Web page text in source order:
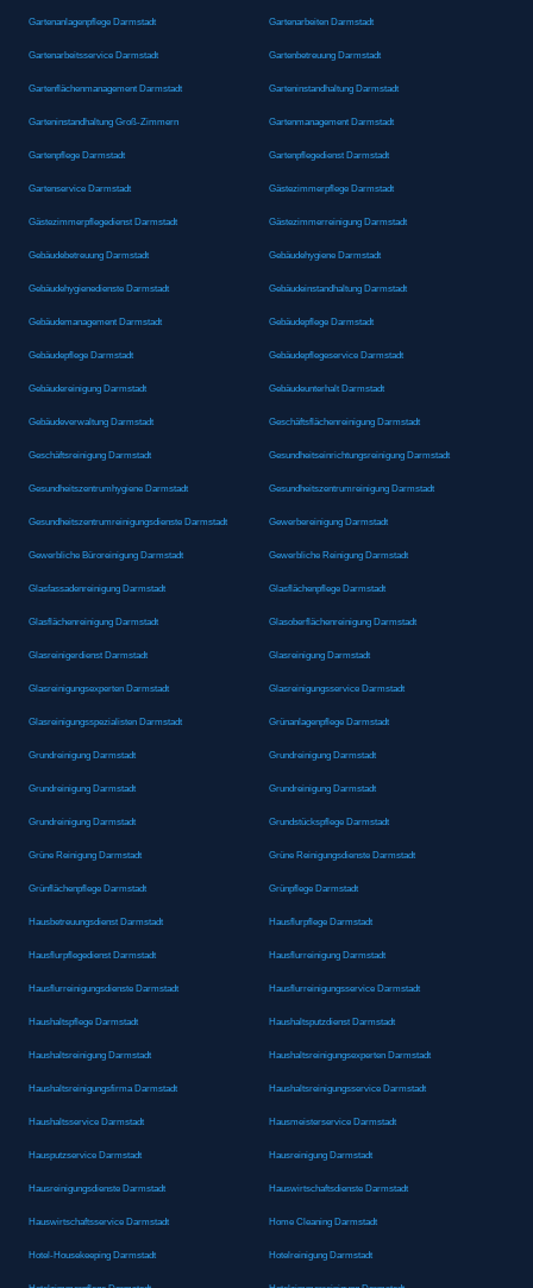
Gartenanlagenpflege Darmstadt Gartenarbeiten Darmstadt
Gartenarbeitsservice Darmstadt Gartenbetreuung Darmstadt
Gartenflächenmanagement Darmstadt Garteninstandhaltung Darmstadt
Garteninstandhaltung Groß-Zimmern Gartenmanagement Darmstadt
Gartenpflege Darmstadt Gartenpflegedienst Darmstadt
Gartenservice Darmstadt Gästezimmerpflege Darmstadt
Gästezimmerpflegedienst Darmstadt Gästezimmerreinigung Darmstadt
Gebäudebetreuung Darmstadt Gebäudehygiene Darmstadt
Gebäudehygienedienste Darmstadt Gebäudeinstandhaltung Darmstadt
Gebäudemanagement Darmstadt Gebäudepflege Darmstadt
Gebäudepflege Darmstadt Gebäudepflegeservice Darmstadt
Gebäudereinigung Darmstadt Gebäudeunterhalt Darmstadt
Gebäudeverwaltung Darmstadt Geschäftsflächenreinigung Darmstadt
Geschäftsreinigung Darmstadt Gesundheitseinrichtungsreinigung Darmstadt
Gesundheitszentrumhygiene Darmstadt Gesundheitszentrumreinigung Darmstadt
Gesundheitszentrumreinigungsdienste Darmstadt Gewerbereinigung Darmstadt
Gewerbliche Büroreinigung Darmstadt Gewerbliche Reinigung Darmstadt
Glasfassadenreinigung Darmstadt Glasflächenpflege Darmstadt
Glasflächenreinigung Darmstadt Glasoberflächenreinigung Darmstadt
Glasreinigerdienst Darmstadt Glasreinigung Darmstadt
Glasreinigungsexperten Darmstadt Glasreinigungsservice Darmstadt
Glasreinigungsspezialisten Darmstadt Grünanlagenpflege Darmstadt
Grundreinigung Darmstadt Grundreinigung Darmstadt
Grundreinigung Darmstadt Grundreinigung Darmstadt
Grundreinigung Darmstadt Grundstückspflege Darmstadt
Grüne Reinigung Darmstadt Grüne Reinigungsdienste Darmstadt
Grünflächenpflege Darmstadt Grünpflege Darmstadt
Hausbetreuungsdienst Darmstadt Hausflurpflege Darmstadt
Hausflurpflegedienst Darmstadt Hausflurreinigung Darmstadt
Hausflurreinigungsdienste Darmstadt Hausflurreinigungsservice Darmstadt
Haushaltspflege Darmstadt Haushaltsputzdienst Darmstadt
Haushaltsreinigung Darmstadt Haushaltsreinigungsexperten Darmstadt
Haushaltsreinigungsfirma Darmstadt Haushaltsreinigungsservice Darmstadt
Haushaltsservice Darmstadt Hausmeisterservice Darmstadt
Hausputzservice Darmstadt Hausreinigung Darmstadt
Hausreinigungsdienste Darmstadt Hauswirtschaftsdienste Darmstadt
Hauswirtschaftsservice Darmstadt Home Cleaning Darmstadt
Hotel-Housekeeping Darmstadt Hotelreinigung Darmstadt